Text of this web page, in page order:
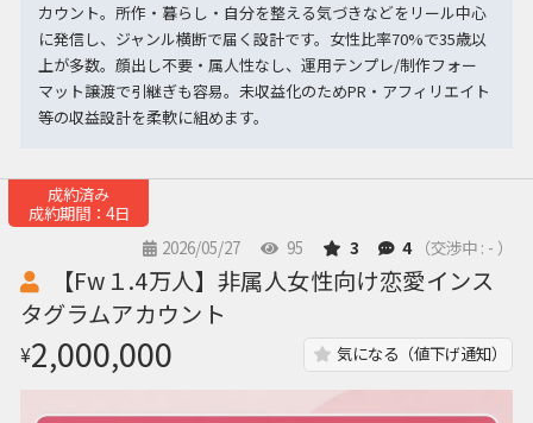
カウント。所作・暮らし・自分を整える気づきなどをリール中心
に発信し、ジャンル横断で届く設計です。女性比率70%で35歳以
上が多数。顔出し不要・属人性なし、運用テンプレ/制作フォー
マット譲渡で引継ぎも容易。未収益化のためPR・アフィリエイト
等の収益設計を柔軟に組めます。
成約済み
成約期間：4日
2026/05/27
95 3 4 （交渉中 : - ）
【Fw１.4万人】非属人女性向け恋愛インス
タグラムアカウント
¥2,000,000 気になる（値下げ通知）